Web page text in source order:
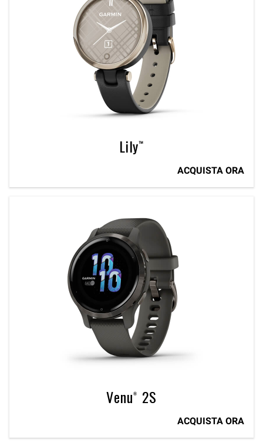
Lily™
ACQUISTA ORA
Venu® 2S
ACQUISTA ORA